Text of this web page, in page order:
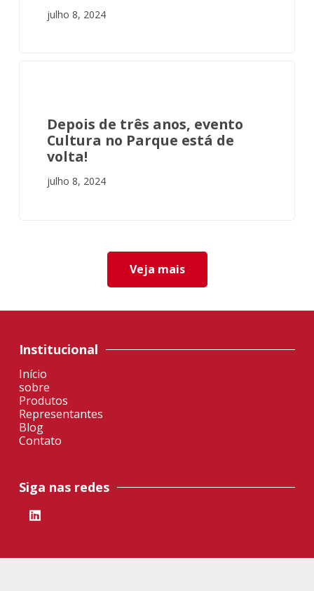
julho 8, 2024
Depois de três anos, evento
Cultura no Parque está de
volta!
julho 8, 2024
Veja mais
Institucional
Início
sobre
Produtos
Representantes
Blog
Contato
Siga nas redes